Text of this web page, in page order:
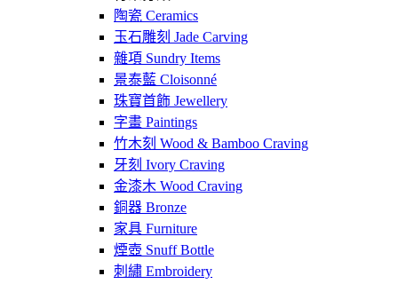
陶瓷 Ceramics
玉石雕刻 Jade Carving
雜項 Sundry Items
景泰藍 Cloisonné
珠寶首飾 Jewellery
字畫 Paintings
竹木刻 Wood & Bamboo Craving
牙刻 Ivory Craving
金漆木 Wood Craving
銅器 Bronze
家具 Furniture
煙壺 Snuff Bottle
刺繡 Embroidery